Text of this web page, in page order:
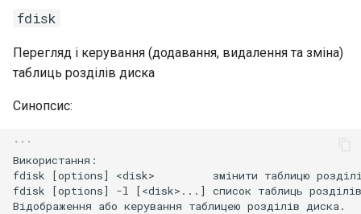
fdisk
Перегляд і керування (додавання, видалення та зміна)
таблиць розділів диска
Синопсис:
```
Використання:
fdisk [options] <disk>         змінити таблицю
fdisk [options] -l [<disk>...] список таблиць розділів
Відображення або керування таблицею розділів диска.